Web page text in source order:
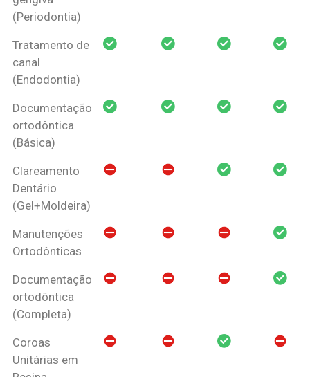
(Periodontia)
Tratamento de
canal
(Endodontia)
Documentação
ortodôntica
(Básica)
Clareamento
Dentário
(Gel+Moldeira)
Manutenções
Ortodônticas
Documentação
ortodôntica
(Completa)
Coroas
Unitárias em